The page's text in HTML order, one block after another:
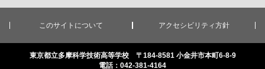
このサイトについて アクセシビリティ方針
東京都立多摩科学技術高等学校 〒184-8581 小金井市本町6-8-9
電話：042-381-4164